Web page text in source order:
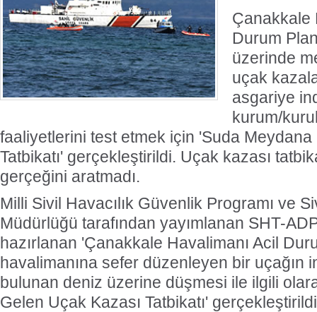
Çanakkale
Durum
üzerinde
uçak
asgariye
kurum/
faaliyetlerini test etmek için 'Suda Meydana
Tatbikatı' gerçekleştirildi. Uçak kazası
gerçeğini aratmadı.
Milli Sivil Havacılık Güvenlik Programı ve
Müdürlüğü tarafından yayımlanan SHT-
hazırlanan 'Çanakkale Havalimanı Acil
havalimanına sefer düzenleyen bir uçağın
bulunan deniz üzerine düşmesi ile ilgili
Gelen Uçak Kazası Tatbikatı'